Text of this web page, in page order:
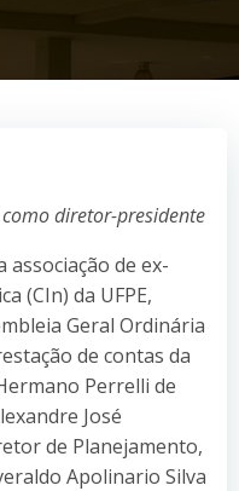
diretor-presidente
de ex-
(CIn) da UFPE,
Geral Ordinária
de contas da
Perrelli de
José
de Planejamento,
Apolinario Silva